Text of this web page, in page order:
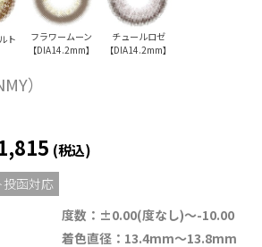
ト
フラワームーン
【DIA14.2mm】
チュールロゼ
【DIA14.2mm】
）
(税込)
投函対応
度数：±0.00(度なし)～-10.00
着色直径：13.4mm～13.8mm